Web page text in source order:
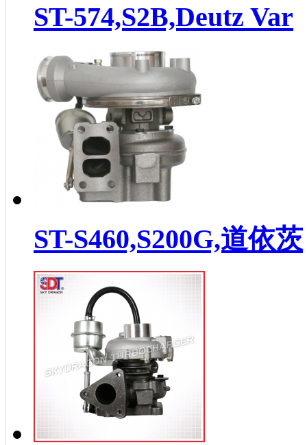
ST-574,S2B,Deutz Var
ST-S460,S200G,道依茨